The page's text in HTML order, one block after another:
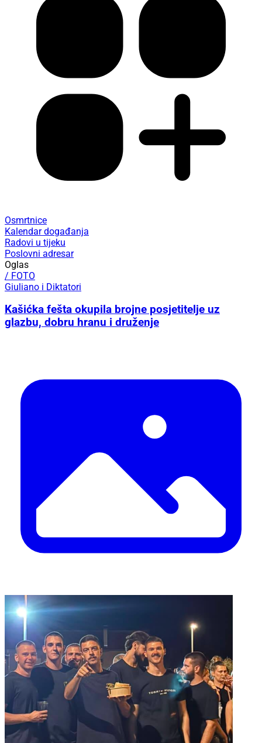
Osmrtnice
Kalendar događanja
Radovi u tijeku
Poslovni adresar
Oglas
/ FOTO
Giuliano i Diktatori
Kašićka fešta okupila brojne posjetitelje uz
glazbu, dobru hranu i druženje